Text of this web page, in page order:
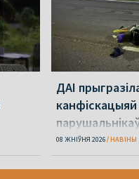
ДАІ
дронамі
08 ЖНІЎНЯ 2026 НАВІНЫ